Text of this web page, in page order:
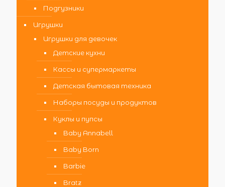
Подгузники
Игрушки
Игрушки для девочек
Детские кухни
Кассы и супермаркеты
Детская бытовая техника
Наборы посуды и продуктов
Куклы и пупсы
Baby Annabell
Baby Born
Barbie
Bratz